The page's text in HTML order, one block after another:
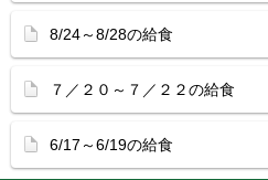
8/24～8/28の給食
７／２０～７／２２の給食
6/17～6/19の給食